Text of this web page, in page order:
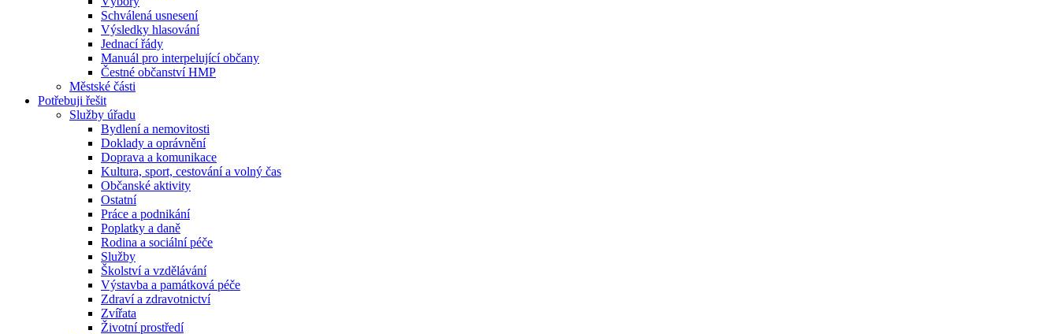
Schválená usnesení
Výsledky hlasování
Jednací řády
Manuál pro interpelující občany
Čestné občanství HMP
Městské části
Potřebuji řešit
Služby úřadu
Bydlení a nemovitosti
Doklady a oprávnění
Doprava a komunikace
Kultura, sport, cestování a volný čas
Občanské aktivity
Ostatní
Práce a podnikání
Poplatky a daně
Rodina a sociální péče
Služby
Školství a vzdělávání
Výstavba a památková péče
Zdraví a zdravotnictví
Zvířata
Životní prostředí